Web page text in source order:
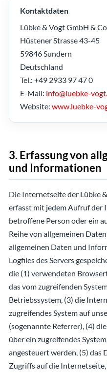
Kontaktdaten
Lübke & Vogt GmbH &
Hüstener Strasse 43-45
59846 Sundern
Deutschland
Tel.: +49 2933 97 47 0
E-Mail: info@luebke-
Website: www.luebke-
3. Erfassung von
und Informationen
Die Internetseite der Lübke
erfasst mit jedem Aufruf der
betroffene Person oder ein
Reihe von allgemeinen
allgemeinen Daten und
Logfiles des Servers
die (1) verwendeten
das vom zugreifenden
Betriebssystem, (3) die
zugreifendes System auf
(sogenannte Referrer), (4)
über ein zugreifendes
angesteuert werden, (5) das
Zugriffs auf die